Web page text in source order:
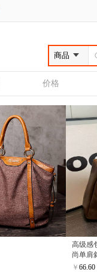
价格
高级感
尚单肩
￥ 66.60